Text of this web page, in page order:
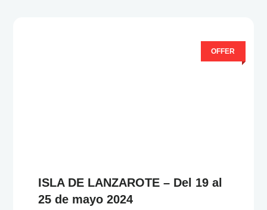
OFFER
ISLA DE LANZAROTE – Del 19 al
25 de mayo 2024